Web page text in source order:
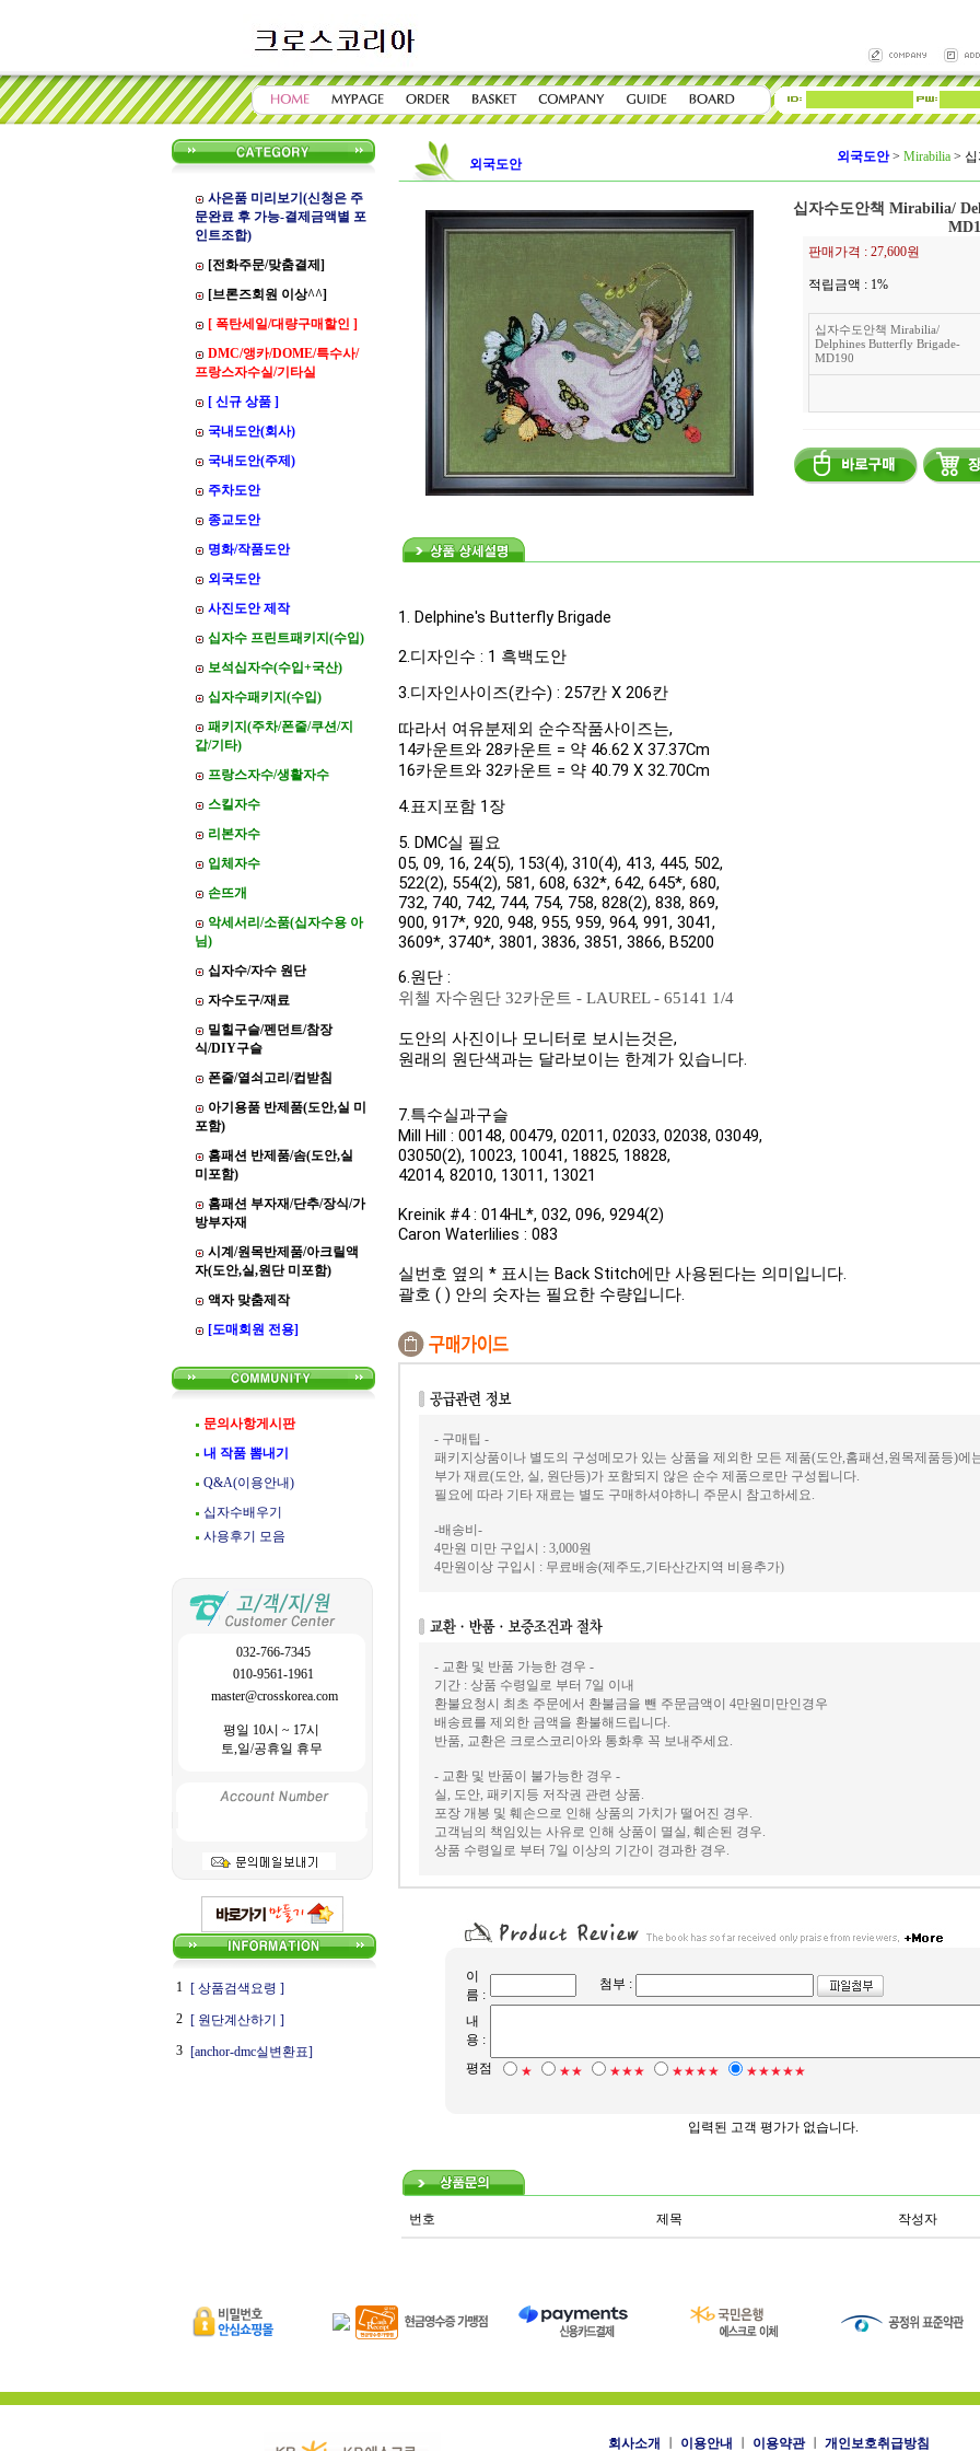
사은품 미리보기(신청은 주
문완료 후 가능-결제금액별 포
인트조합)
[전화주문/맞춤결제]
[브론즈회원 이상^^]
[ 폭탄세일/대량구매할인 ]
DMC/앵카/DOME/특수사/
프랑스자수실/기타실
[ 신규 상품 ]
국내도안(회사)
국내도안(주제)
주차도안
종교도안
명화/작품도안
외국도안
사진도안 제작
십자수 프린트패키지(수입)
보석십자수(수입+국산)
십자수패키지(수입)
패키지(주차/폰줄/쿠션/지
갑/기타)
프랑스자수/생활자수
스킬자수
리본자수
입체자수
손뜨개
악세서리/소품(십자수용 아
님)
십자수/자수 원단
자수도구/재료
밀힐구슬/펜던트/참장
식/DIY구슬
폰줄/열쇠고리/컵받침
아기용품 반제품(도안,실 미
포함)
홈패션 반제품/솜(도안,실
미포함)
홈패션 부자재/단추/장식/가
방부자재
시계/원목반제품/아크릴액
자(도안,실,원단 미포함)
액자 맞춤제작
[도매회원 전용]
문의사항게시판
내 작품 뽐내기
Q&A(이용안내)
십자수배우기
사용후기 모음
032-766-7345
010-9561-1961
master@crosskorea.com
평일 10시 ~ 17시
토,일/공휴일 휴무
1
[ 상품검색요령 ]
2
[ 원단계산하기 ]
3
[anchor-dmc실변환표]
외국도안 외국도안 > Mirabilia > 십
십자수도안책 Mirabilia/
판매가격 : 27,600원
적립금액 : 1%
십자수도안책 Mirabilia/
Delphines Butterfly Brigade-
MD190
1. Delphine's Butterfly Brigade
2.디자인수 : 1 흑백도안
3.디자인사이즈(칸수) : 257칸 X 206칸
따라서 여유분제외 순수작품사이즈는,
14카운트와 28카운트 = 약 46.62 X 37.37Cm
16카운트와 32카운트 = 약 40.79 X 32.70Cm
4.표지포함 1장
5. DMC실 필요
05, 09, 16, 24(5), 153(4), 310(4), 413, 445, 502,
522(2), 554(2), 581, 608, 632*, 642, 645*, 680,
732, 740, 742, 744, 754, 758, 828(2), 838, 869,
900, 917*, 920, 948, 955, 959, 964, 991, 3041,
3609*, 3740*, 3801, 3836, 3851, 3866, B5200
6.원단 :
위첼 자수원단 32카운트 - LAUREL - 65141 1/4
도안의 사진이나 모니터로 보시는것은,
원래의 원단색과는 달라보이는 한계가 있습니다.
7.특수실과구슬
Mill Hill : 00148, 00479, 02011, 02033, 02038, 03049,
03050(2), 10023, 10041, 18825, 18828,
42014, 82010, 13011, 13021
Kreinik #4 : 014HL*, 032, 096, 9294(2)
Caron Waterlilies : 083
실번호 옆의 * 표시는 Back Stitch에만 사용된다는 의미입니다.
괄호 ( ) 안의 숫자는 필요한 수량입니다.
- 구매팁 -
패키지상품이나 별도의 구성메모가 있는 상품을 제외한 모든 제품(도안,홈패션,원목제품등)에
부가 재료(도안, 실, 원단등)가 포함되지 않은 순수 제품으로만 구성됩니다.
필요에 따라 기타 재료는 별도 구매하셔야하니 주문시 참고하세요.
-배송비-
4만원 미만 구입시 : 3,000원
4만원이상 구입시 : 무료배송(제주도,기타산간지역 비용추가)
- 교환 및 반품 가능한 경우 -
기간 : 상품 수령일로 부터 7일 이내
환불요청시 최초 주문에서 환불금을 뺀 주문금액이 4만원미만인경우
배송료를 제외한 금액을 환불해드립니다.
반품, 교환은 크로스코리아와 통화후 꼭 보내주세요.
- 교환 및 반품이 불가능한 경우 -
실, 도안, 패키지등 저작권 관련 상품.
포장 개봉 및 훼손으로 인해 상품의 가치가 떨어진 경우.
고객님의 책임있는 사유로 인해 상품이 멸실, 훼손된 경우.
상품 수령일로 부터 7일 이상의 기간이 경과한 경우.
이
름 :
첨부 :
내
용 :
평점
★ ★★ ★★★ ★★★★ ★★★★★
입력된 고객 평가가 없습니다.
번호 제목 작성자
회사소개 이용안내 이용약관ㅣ 개인보호취급방침